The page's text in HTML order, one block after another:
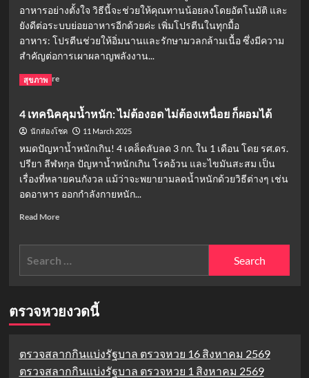
อาหารอย่างตั้งใจ วิธีนี้จะช่วยให้คุณทานน้อยลงโดยอัตโนมัติ และ
ยังดีต่อระบบย่อยอาหารอีกด้วยค่ะ เพิ่มโปรตีนในทุกมื้อ
อาหาร: โปรตีนช่วยให้อิ่มนานและรักษามวลกล้ามเนื้อ ซึ่งมีความ
สำคัญต่อการเผาผลาญพลังงาน...
Read MoreRead
เคล็ด
ลับ
ลด
น้ำ
หนัก
แบบ
ไม่รู้
5
ทำ
ตาม
ง่าย
จริง
สุขภาพ
4 เทคนิคคุมน้ำหนัก: ไม่ต้องอด ไม่ต้องเหนื่อย ก็ผอมได้
นักส่องโชค 11 March 2025
หมดปัญหาน้ำหนักเกิน! 4 เคล็ดลับลด 3 กก. ใน 1 เดือน โดย รศ.ดร.
ปรียา ลีฬหกุล ปัญหาน้ำหนักเกิน โรคอ้วน และไขมันสะสม เป็น
เรื่องที่หลายคนกังวล แม้ว่าจะพยายามลดน้ำหนักด้วยวิธีต่างๆ เช่น
อดอาหาร ออกกำลังกายหนัก...
Read MoreRead
เทคนิค
หนัก:
ไม่
ไม่
ต้อง
ตรวจหวยงวดนี้
ตรวจสลากกินแบ่งรัฐบาล ตรวจหวย 16 สิงหาคม 2569
ตรวจสลากกินแบ่งรัฐบาล ตรวจหวย 1 สิงหาคม 2569